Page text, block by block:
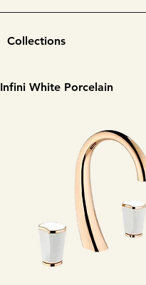
Collections
Infini White Porcelain